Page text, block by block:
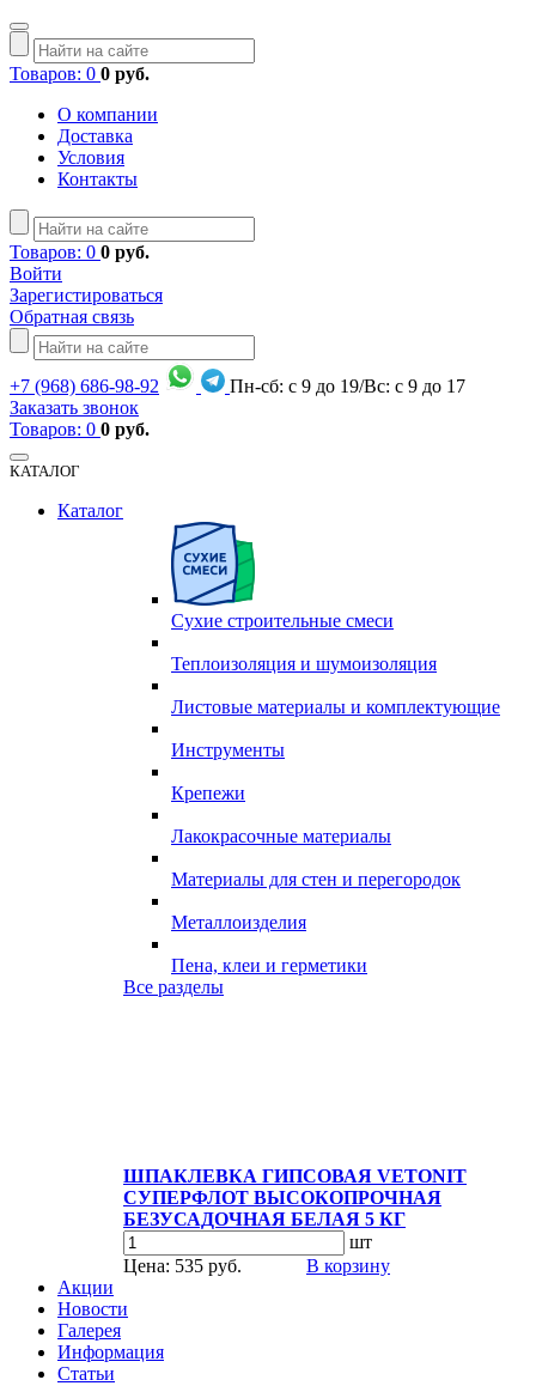
Товаров: 0 0 руб.
О компании
Доставка
Условия
Контакты
Товаров: 0 0 руб.
Войти
Зарегистироваться
Обратная связь
+7 (968) 686-98-92
Пн-сб: с 9 до 19/Вс: с 9 до 17
Заказать звонок
Товаров: 0 0 руб.
КАТАЛОГ
Каталог
Сухие строительные смеси
Теплоизоляция и шумоизоляция
Листовые материалы и комплектующие
Инструменты
Крепежи
Лакокрасочные материалы
Материалы для стен и перегородок
Металлоизделия
Пена, клеи и герметики
Все разделы
ШПАКЛЕВКА ГИПСОВАЯ VETONIT
СУПЕРФЛОТ ВЫСОКОПРОЧНАЯ
БЕЗУСАДОЧНАЯ БЕЛАЯ 5 КГ
шт
Цена: 535 руб.
В корзину
Акции
Новости
Галерея
Информация
Статьи